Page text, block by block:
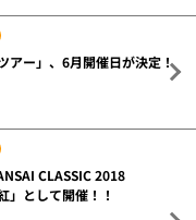
アー」、6月開催日が決定！
CLASSIC 2018
として開催！！